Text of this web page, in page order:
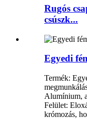
Rugós
csúszk...
Egyedi
Termék:
Alumínium,
Felület:
krómozás,